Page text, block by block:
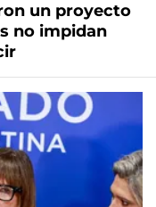
un proyecto
no impidan